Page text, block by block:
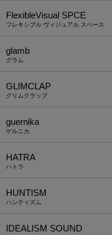
FlexibleVisual SPCE
フレキシブル ヴィジュアル スペース
glamb
グラム
GLIMCLAP
グリムクラップ
guernika
ゲルニカ
HATRA
ハトラ
HUNTISM
ハンティズム
IDEALISM SOUND